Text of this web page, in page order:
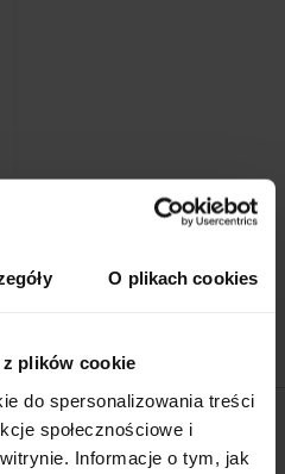
O plikach cookies
plików cookie
do spersonalizowania treści
społecznościowe i
Informacje o tym, jak